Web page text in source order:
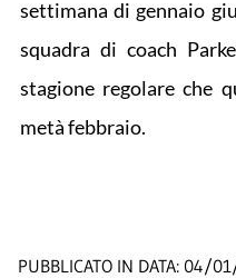
settimana di gennaio
squadra di coach
stagione regolare che
metà febbraio.
PUBBLICATO IN DATA: 04/